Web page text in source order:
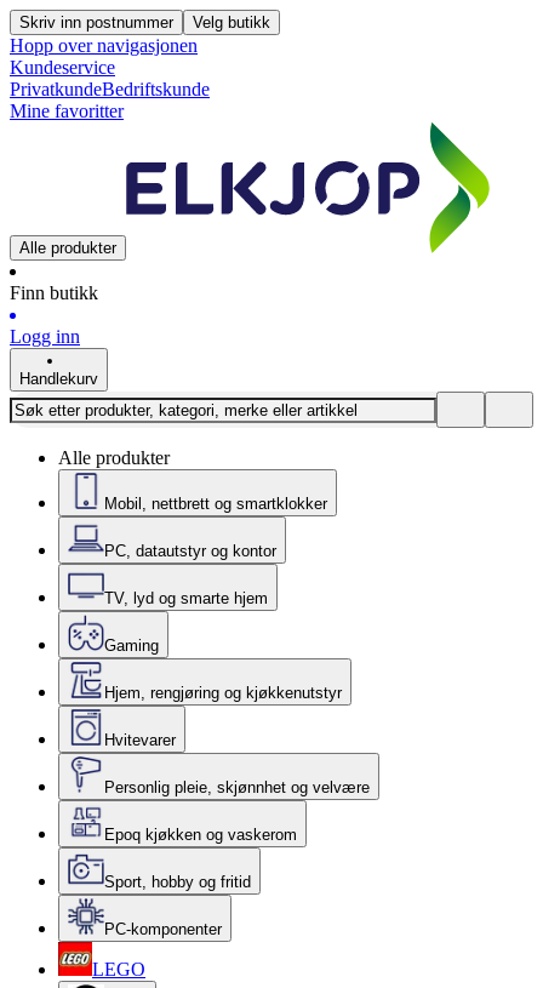
Skriv inn postnummer Velg butikk
Hopp over navigasjonen
Kundeservice
PrivatkundeBedriftskunde
Mine favoritter
Alle produkter
Finn butikk
Logg inn
Handlekurv
Alle produkter
Mobil, nettbrett og smartklokker
PC, datautstyr og kontor
TV, lyd og smarte hjem
Gaming
Hjem, rengjøring og kjøkkenutstyr
Hvitevarer
Personlig pleie, skjønnhet og velvære
Epoq kjøkken og vaskerom
Sport, hobby og fritid
PC-komponenter
LEGO